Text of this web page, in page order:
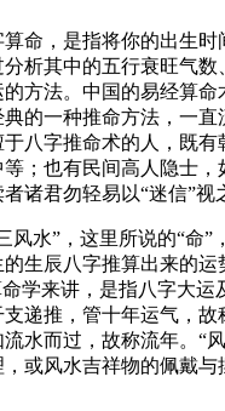
命，是指将你的出生时
析其中的五行衰旺气数
方法。中国的易经算命
的一种推命方法，一直
八字推命术的人，既有
；也有民间高人隐士，
诸君勿轻易以“迷信”视
风水”，这里所说的“命”
生辰八字推算出来的运
学来讲，是指八字大运
递推，管十年运气，故
水而过，故称流年。“
或风水吉祥物的佩戴与